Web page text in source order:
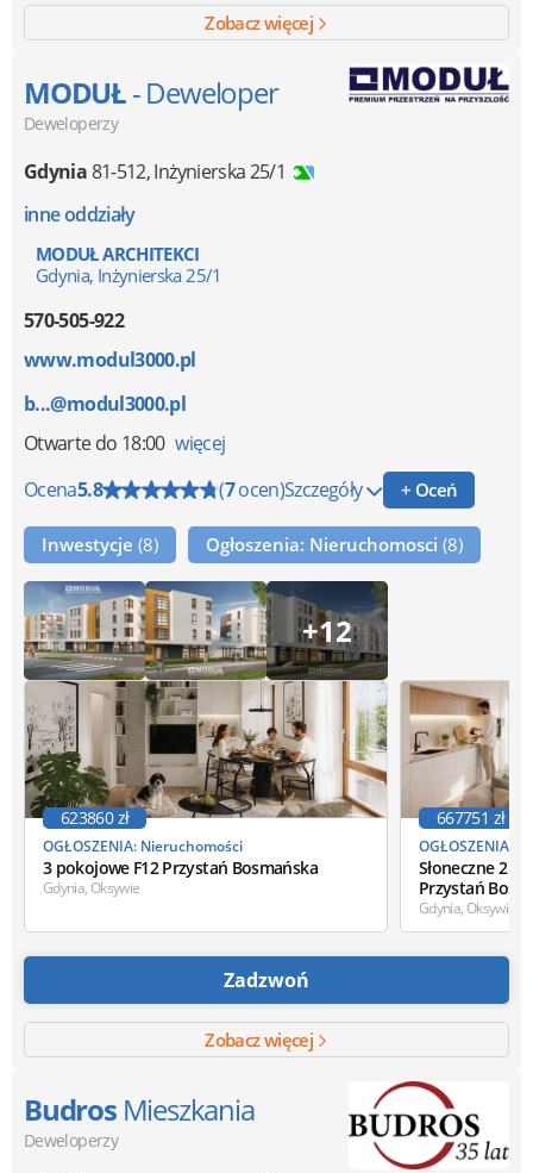
Zobacz więcej
MODUŁ- Deweloper
Deweloperzy
Gdynia81-512,Inżynierska 25/1
inne oddziały
MODUŁ ARCHITEKCI
Gdynia, Inżynierska 25/1
570-505-922
www.modul3000.pl
b...@modul3000.pl
Otwartedo 18:00 więcej
Ocena5.8 (7ocen)Szczegóły + Oceń
Inwestycje (8) Ogłoszenia: Nieruchomosci (8)
+12
OGŁOSZENIA: Nieruchomości
3 pokojowe F12 Przystań Bosmańska
623860 zł
Gdynia, Oksywie
OGŁOSZENIA:
Słoneczne 2
Przystań
667751 zł
Gdynia, Oksywie
Zadzwoń
Zobacz więcej
Budros Mieszkania
Deweloperzy